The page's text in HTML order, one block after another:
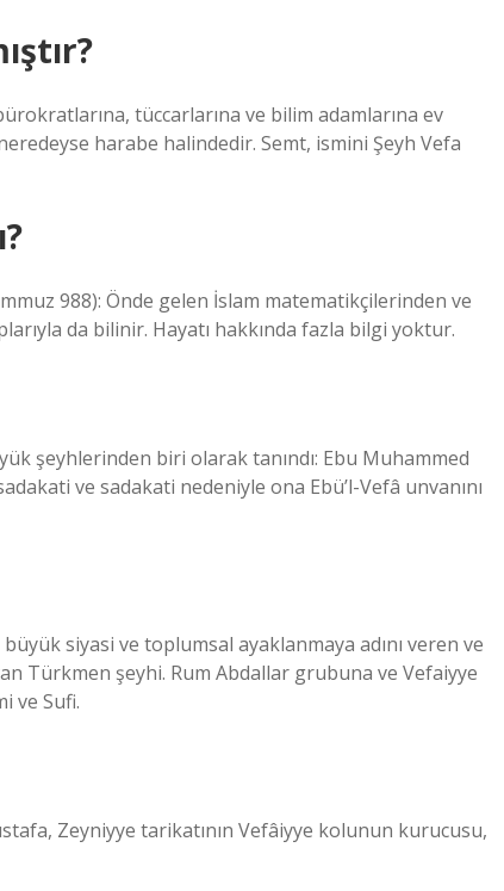
tüccarlarına ve bilim adamlarına ev
harabe halindedir. Semt, ismini Şeyh Vefa
988): Önde gelen İslam matematikçilerinden ve
da bilinir. Hayatı hakkında fazla bilgi yoktur.
şeyhlerinden biri olarak tanındı: Ebu Muhammed
ve sadakati nedeniyle ona Ebü’l-Vefâ unvanını
büyük siyasi ve toplumsal ayaklanmaya adını veren ve
Türkmen şeyhi. Rum Abdallar grubuna ve Vefaiyye
ve Sufi.
Zeyniyye tarikatının Vefâiyye kolunun kurucusu,